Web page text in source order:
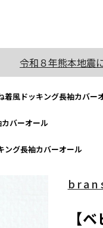
令和８年熊本地震
着風ドッキング長袖カバー
バーオール
ング長袖カバーオール
【